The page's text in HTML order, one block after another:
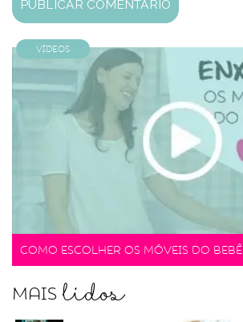
Vídeos
Como escolher os móveis do bebê
Maislidos